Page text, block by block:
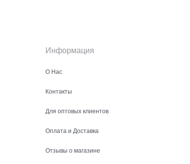
Информация
О Нас
Контакты
Для оптовых клиентов
Оплата и Доставка
Отзывы о магазине